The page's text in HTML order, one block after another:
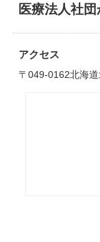
医療法人社
アクセス
〒049-0162北海